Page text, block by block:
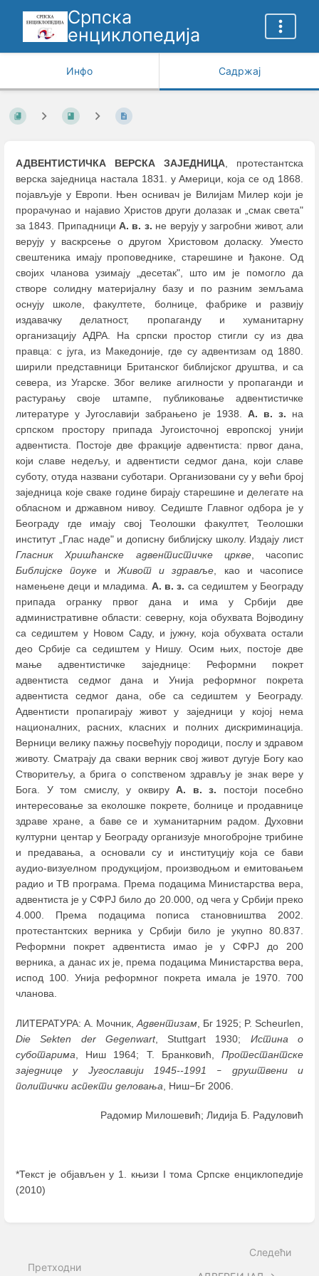
Српска
енциклопедија
Инфо Садржај
АДВЕНТИСТИЧКА ВЕРСКА ЗАЈЕДНИЦА, протестантска
верска заједница настала 1831. у Америци, која се од 1868.
појављује у Европи. Њен оснивач је Вилијам Милер који је
прорачунао и најавио Христов други долазак и „смак света"
за 1843. ПрипаднициА. в. з. не верују у загробни живот, али
верују у васкрсење о другом Христовом доласку. Уместо
свештеника имају проповеднике, старешине и ђаконе. Од
својих чланова узимају „десетак", што им је помогло да
створе солидну материјалну базу и по разним земљама
оснују школе, факултете, болнице, фабрике и развију
издавачку делатност, пропаганду и хуманитарну
организацију АДРА. На српски простор стигли су из два
правца: с југа, из Македоније, где су адвентизам од 1880.
ширили представници Британског библијског друштва, и са
севера, из Угарске. Због велике агилности у пропаганди и
растурању своје штампе, публиковање адвентистичке
литературе у Југославији забрањено је 1938. А. в. з. на
српском простору припада Југоисточној европској унији
адвентиста. Постоје две фракције адвентиста: првог дана,
који славе недељу, и адвентисти седмог дана, који славе
суботу, отуда названи суботари. Организовани су у већи број
заједница које сваке године бирају старешине и делегате на
обласном и државном нивоу. Седиште Главног одбора је у
Београду где имају свој Теолошки факултет, Теолошки
институт „Глас наде" и дописну библијску школу. Издају лист
Гласник Хришћанске адвентистичке цркве, часопис
Библијске поуке иЖивот и здравље, као и часописе
намењене деци и младима. А. в. з. са седиштем у Београду
припада огранку првог дана и има у Србији две
административне области: северну, која обухвата Војводину
са седиштем у Новом Саду, и јужну, која обухвата остали
део Србије са седиштем у Нишу. Осим њих, постоје две
мање адвентистичке заједнице: Реформни покрет
адвентиста седмог дана и Унија реформног покрета
адвентиста седмог дана, обе са седиштем у Београду.
Адвентисти пропагирају живот у заједници у којој нема
националних, расних, класних и полних дискриминација.
Верници велику пажњу посвећују породици, послу и здравом
животу. Сматрају да сваки верник свој живот дугује Богу као
Створитељу, а брига о сопственом здрављу је знак вере у
Бога. У том смислу, у оквиру А. в. з. постоји посебно
интересовање за еколошке покрете, болнице и продавнице
здраве хране, а баве се и хуманитарним радом. Духовни
културни центар у Београду организује многобројне трибине
и предавања, а основали су и институцију која се бави
аудио-визуелном продукцијом, производњом и емитовањем
радио и ТВ програма. Према подацима Министарства вера,
адвентиста је у СФРЈ било до 20.000, од чега у Србији преко
4.000. Према подацима пописа становништва 2002.
протестантских верника у Србији било је укупно 80.837.
Реформни покрет адвентиста имао је у СФРЈ до 200
верника, а данас их је, према подацима Министарства вера,
испод 100. Унија реформног покрета имала је 1970. 700
чланова.
ЛИТЕРАТУРА: A. Мочник, Адвентизам , Бг 1925; P. Scheurlen,
Die Sekten der Gegenwart, Stuttgart 1930; Истина о
суботарима , Ниш 1964; Т. Бранковић, Протестантске
заједнице у Југославији 1945--1991 – друштвени и
политички аспекти деловања , Ниш−Бг 2006.
Радомир Милошевић; Лидија Б. Радуловић
*Текст је објављен у 1. књизи I тома Српске енциклопедије
(2010)
Претходни
Следећи